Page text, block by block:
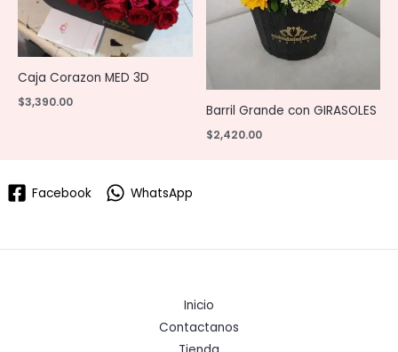
Caja Corazon MED 3D
$3,390.00
Barril Grande con GIRASOLES
$2,420.00
Facebook WhatsApp
Inicio
Contactanos